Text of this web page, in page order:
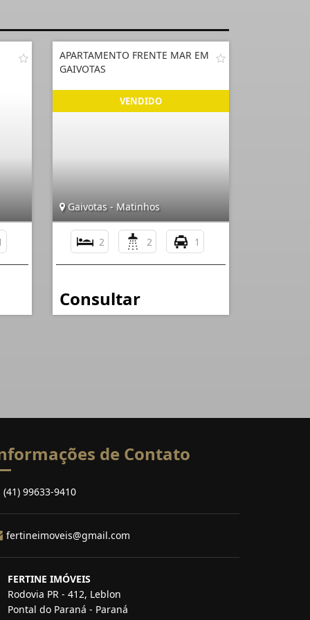
APARTAMENTO FRENTE MAR EM
GAIVOTAS
Gaivotas - Matinhos
2 2 1
Consultar
de Contato
(41) 99633-9410
fertineimoveis@gmail.com
FERTINE IMÓVEIS
Rodovia PR - 412, Leblon
Pontal do Paraná - Paraná